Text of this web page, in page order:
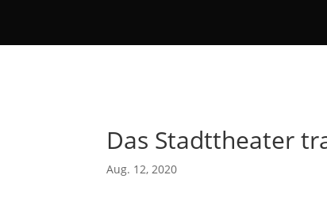
Das Stadttheater
Aug. 12, 2020